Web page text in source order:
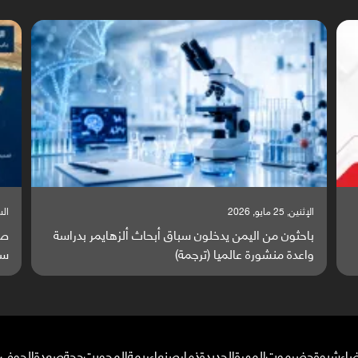
السبت, 23 مايو, 2026
صراع دولي يتصاعد قرب اليمن والبحر الأحمر يتحول إلى
ساحة مواجهة عالمية (ترجمة)